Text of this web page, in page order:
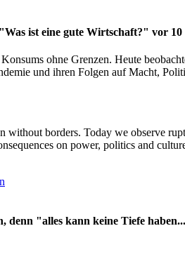
ist eine gute Wirtschaft?" vor 10
ohne Grenzen. Heute
und ihren Folgen auf Macht,
borders. Today we observe
on power, politics and
denn "alles kann keine Tiefe